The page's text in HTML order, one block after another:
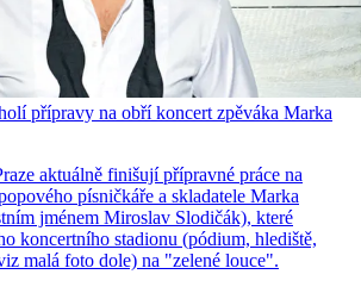
přípravy na obří koncert zpěváka Marka
aktuálně finišují přípravné práce na
písničkáře a skladatele Marka
jménem Miroslav Slodičák), které
koncertního stadionu (pódium, hlediště,
malá foto dole) na "zelené louce".